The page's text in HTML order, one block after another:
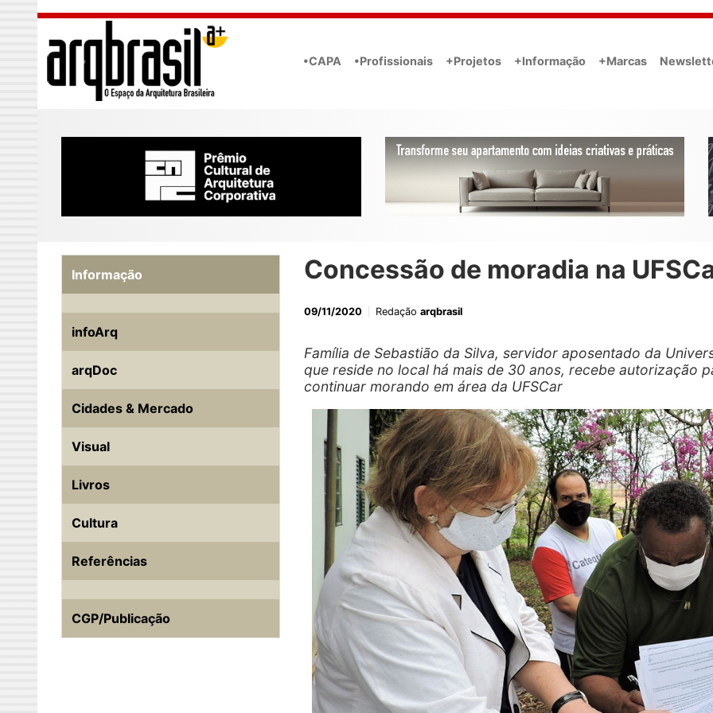
Skip to main content
•CAPA •Profissionais +Projetos +Informação +Marcas
Concessão de moradia na
09/11/2020 Redação arqbrasil
Família de Sebastião da Silva, servidor aposentado da
que reside no local há mais de 30 anos, recebe autorização
continuar morando em área da UFSCar
Informação
infoArq
arqDoc
Cidades & Mercado
Visual
Livros
Cultura
Referências
CGP/Publicação